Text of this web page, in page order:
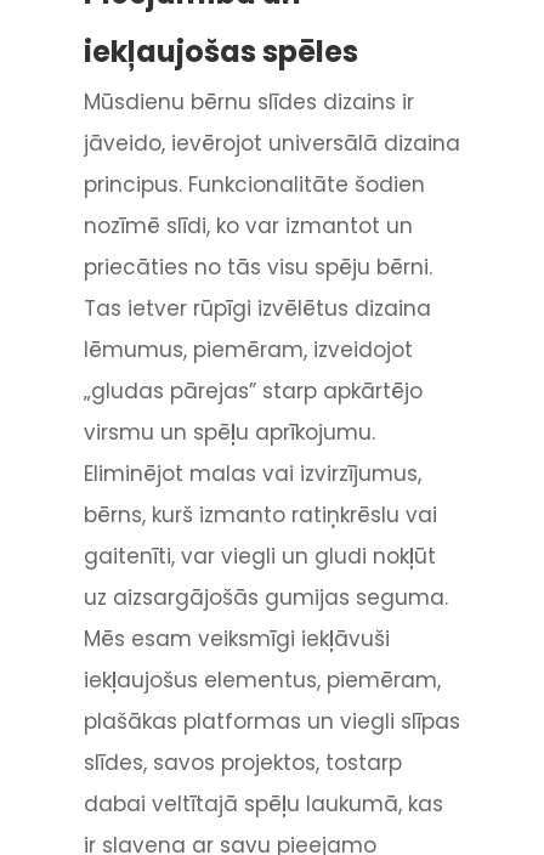
iekļaujošas spēles
Mūsdienu bērnu slīdes dizains ir
jāveido, ievērojot universālā dizaina
principus. Funkcionalitāte šodien
nozīmē slīdi, ko var izmantot un
priecāties no tās visu spēju bērni.
Tas ietver rūpīgi izvēlētus dizaina
lēmumus, piemēram, izveidojot
„gludas pārejas” starp apkārtējo
virsmu un spēļu aprīkojumu.
Eliminējot malas vai izvirzījumus,
bērns, kurš izmanto ratiņkrēslu vai
gaitenīti, var viegli un gludi nokļūt
uz aizsargājošās gumijas seguma.
Mēs esam veiksmīgi iekļāvuši
iekļaujošus elementus, piemēram,
plašākas platformas un viegli slīpas
slīdes, savos projektos, tostarp
dabai veltītajā spēļu laukumā, kas
ir slavena ar savu pieejamo